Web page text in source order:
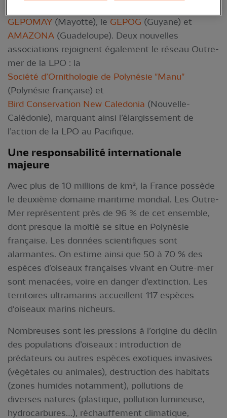
GEPOMAY (Mayotte), le GEPOG (Guyane) et
AMAZONA (Guadeloupe). Deux nouvelles
associations rejoignent également le réseau Outre-
mer de la LPO : la
Société d’Ornithologie de Polynésie "Manu"
(Polynésie française) et
Bird Conservation New Caledonia (Nouvelle-
Calédonie), marquant ainsi l’élargissement de
l’action de la LPO au Pacifique.
Une responsabilité internationale
majeure
Avec plus de 10 millions de km², la France possède
le deuxième domaine maritime mondial. Les Outre-
Mer représentent près de 96 % de cet ensemble,
dont presque la moitié se situe en Polynésie
française. Les données scientifiques sont
alarmantes. On estime ainsi que 50 à 70 % des
espèces d’oiseaux françaises vivant en Outre-mer
sont menacées, voire en danger d’extinction. Les
territoires ultramarins accueillent 117 espèces
d'oiseaux marins nicheurs.
Nombreuses sont les pressions à l’origine du déclin
des populations d’oiseaux : introduction de
prédateurs ou autres espèces exotiques invasives
(végétales ou animales), destruction des habitats
(zones humides notamment), pollutions de
diverses natures (plastique, pollution lumineuse,
hydrocarbures…), réchauffement climatique,